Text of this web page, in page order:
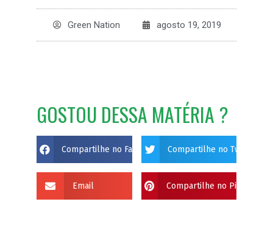
Green Nation agosto 19, 2019
GOSTOU DESSA MATÉRIA ?
Compartilhe no Facebook Compartilhe no Twitter
Email Compartilhe no Pinterest